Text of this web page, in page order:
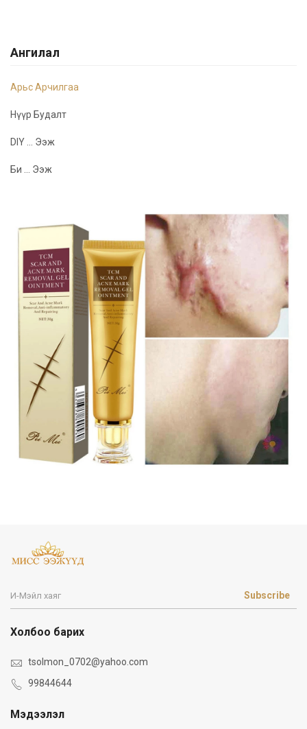
Ангилал
Арьс Арчилгаа
Нүүр Будалт
DIY ... Ээж
Би ... Ээж
Subscribe
Холбоо барих
tsolmon_0702@yahoo.com
99844644
Мэдээлэл